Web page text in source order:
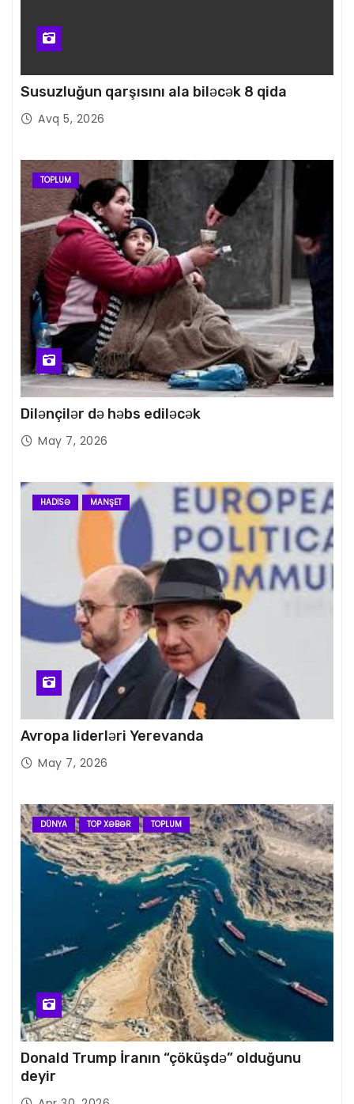
Susuzluğun qarşısını ala biləcək 8 qida
Avq 5, 2026
TOPLUM
Dilənçilər də həbs ediləcək
May 7, 2026
HADISƏ MANŞET
Avropa liderləri Yerevanda
May 7, 2026
DÜNYA TOP XƏBƏR TOPLUM
Donald Trump İranın “çöküşdə” olduğunu
deyir